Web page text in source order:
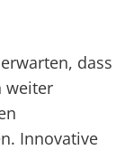
dass
weiter
Innovative